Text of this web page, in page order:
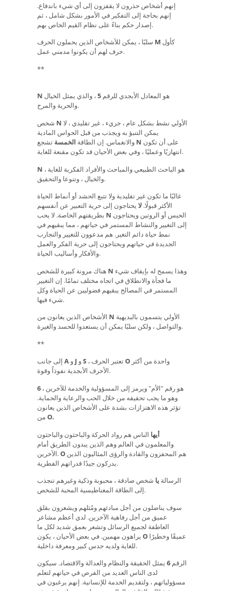
إنهم أشخاص حذرون لا يقفزون إلى أي شيء باندفاع.
إنهم بحاجة إلى التفكير في الأمور بشكل شامل ، ثم
إصدار حكم بناءً على نظام القيم الخاص بهم.
M
حرف لهم أن يكونوا مدمني عمل.
**
N هو المعادل الأبجدي للرقم 5 ، والذي يمثل الخيال
والحرية والمرح.
N
يمكن التنبؤ به ويجذب من قبل الحواس المادية
والانغماس. إن الطاقة الخمسة N
انتهازيًا وعمليًا ، وفي بعض الأحيان قد تكون مقنعة للغاية.
N
والخيال ، وتنوعا والتحقيق.
غالبًا ما تكون غير تقليدية ولا تتبع الحشد أو أنماط الحياة
الأكثر قبولًا. لا يحتاجون إلى حرية التعبير عن أنفسهم
N
إلى التغيير والنشاط المستمر في حياتهم ، مما يبقيهم في
نمط حياة دائم التغير. هم مدعوون للتغيير والتجارب
الجديدة في حياتهم ويحتاجون إلى حرية الفكر والعمل
والأفكار وأساليب الحياة.
N
ما فجأة والانطلاق في اتجاه مختلف تمامًا. إن التغيير
المستمر في المصالح يبقيهم فضوليين عن الحياة وكل
شيء فيها.
N
والتواصل ، ولكن سلبًا يمكن أن يستعدوا للحسد والغيرة.
**
A J S O
الأحرف الأبجدية نفوذاً وقوة.
6
وهو ما يجب تحقيقه من خلال الحب والرعاية والحماية.
تؤثر هذه الاهتزازات بشدة على الأشخاص الذين يعانون
O.
أيها الناس هم رواد الحركة والباحثون والباحثون
والمعلمون في العالم وهم الذين يبدون الطريق أمام
الآخرين.O
يدركون جيدًا قدراتهم الفطرية.
الرسالة يا شخص صادقة ، محبوبة وذكية وغيرهم تنجذب
إلى الطاقة المغناطيسية المحبة للشخص.
سوف يناضلون من أجل مبادئهم ومُثلهم ويشعرون بقلق
عميق من أجل رفاهية الآخرين. لدي أعظم مشاعر
العاطفة لجميع الرسائل وتشعر بعمق شديد لكل ما
O
للغاية ولديه حدس كبير ومعرفة داخلية.
الرقم 6 يمثل الحقيقة والنظام والعدالة والاقتصاد. سيكون
لدى الناس العديد من الفرص في حياتهم لتعلم
مسؤولياتهم ، ولتقديم الخدمة للإنسانية. إنهم يرغبون في